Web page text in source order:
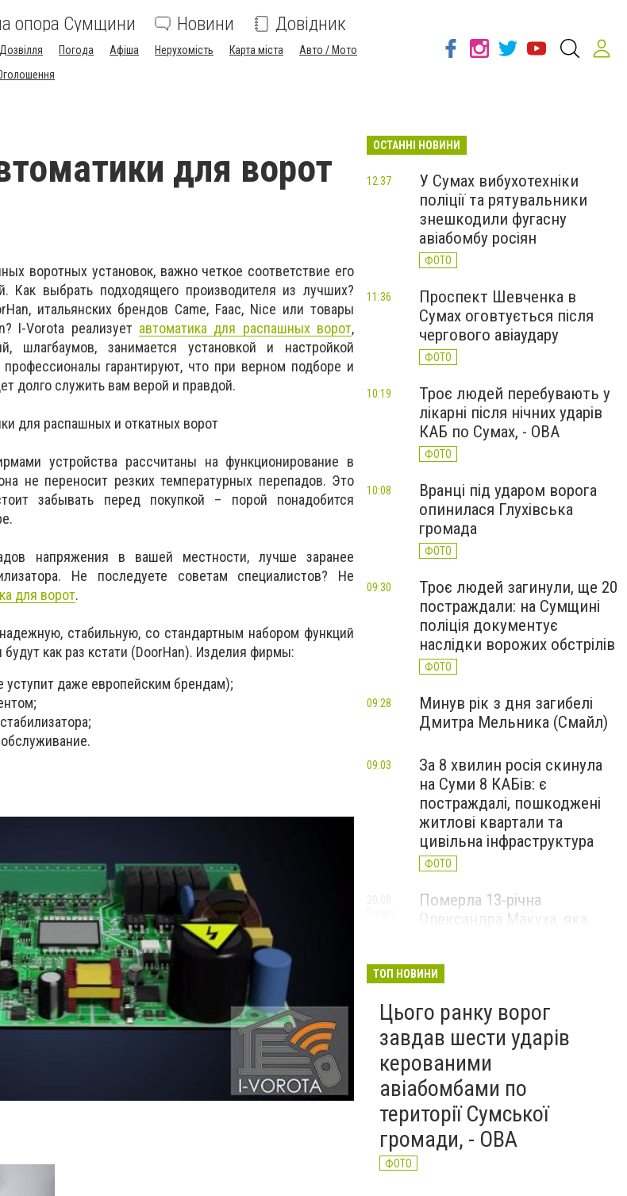
опора Сумщини Новини Довідник
Дозвілля Погода Афіша Нерухомість Карта міста
Авто / Мото
для ворот
воротных установок, важно четкое соответствие его
Как выбрать подходящего производителя из лучших?
итальянских брендов Came, Faac, Nice или товары
I-Vorota реализует автоматика для распашных ворот,
шлагбаумов, занимается установкой и настройкой
гарантируют, что при верном подборе и
долго служить вам верой и правдой.
для распашных и откатных ворот
устройства рассчитаны на функционирование в
не переносит резких температурных перепадов. Это
забывать перед покупкой – порой понадобится
напряжения в вашей местности, лучше заранее
Не последуете советам специалистов? Не
для ворот.
стабильную, со стандартным набором функций
как раз кстати (DoorHan). Изделия фирмы:
уступит даже европейским брендам);
ОСТАННІ НОВИНИ
У Сумах вибухотехніки
поліції та рятувальники
знешкодили фугасну
авіабомбу росіян
ФОТО
12:37
Проспект Шевченка в
Сумах оговтується після
чергового авіаудару
ФОТО
11:36
Троє людей перебувають у
лікарні після нічних ударів
КАБ по Сумах, - ОВА
ФОТО
10:19
Вранці під ударом ворога
опинилася Глухівська
громада
ФОТО
10:08
Троє людей загинули, ще 20
постраждали: на Сумщині
поліція документує
наслідки ворожих обстрілів
ФОТО
09:30
Минув рік з дня загибелі
Дмитра Мельника (Смайл)
09:28
За 8 хвилин росія скинула
на Суми 8 КАБів: є
постраждалі, пошкоджені
житлові квартали та
цивільна інфраструктура
ФОТО
09:03
Померла 13-річна
Олександра Макуха, яка
атаки
ТОП НОВИНИ
Цього ранку ворог
завдав шести ударів
керованими
авіабомбами по
території Сумської
громади, - ОВА
ФОТО